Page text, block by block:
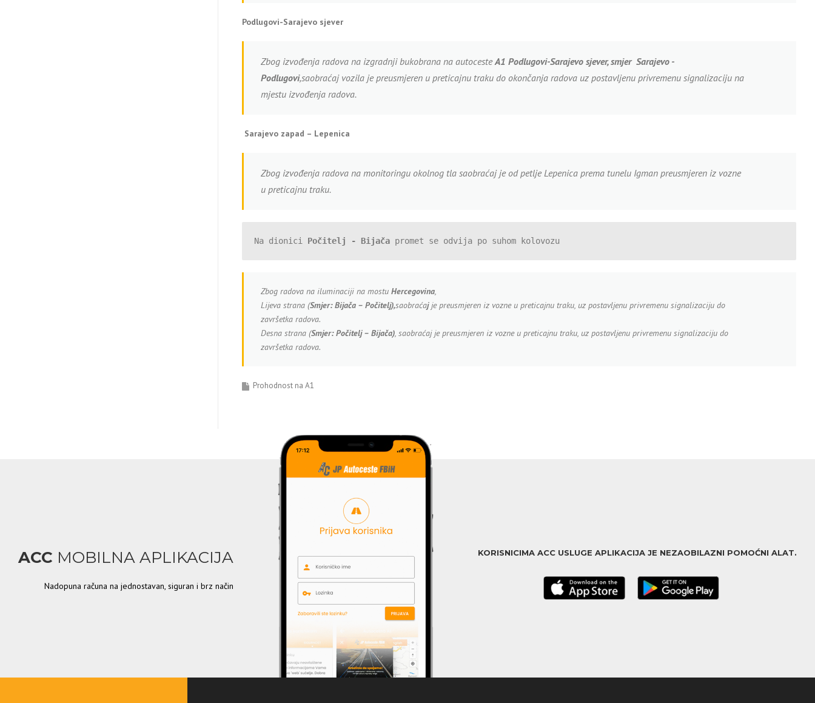
Podlugovi-Sarajevo sjever
Zbog izvođenja radova na izgradnji bukobrana na autocesteA1 Podlugovi-Sarajevo sjever, smjer Sarajevo -
Podlugovi,saobraćaj vozila je preusmjeren u preticajnu traku do okončanja radova uz postavljenu privremenu signalizaciju na
mjestu izvođenja radova.
Sarajevo zapad – Lepenica
Zbog izvođenja radova na monitoringu okolnog tla saobraćaj je od petlje Lepenica prema tunelu Igman preusmjeren iz vozne
u preticajnu traku.
Na dionici Počitelj - Bijača promet se odvija po suhom kolovozu
Zbog radova na iluminaciji na mostu Hercegovina,
Lijeva strana (Smjer: Bijača – Počitelj),saobraćajje preusmjeren iz vozne u preticajnu traku, uz postavljenu privremenu signalizaciju do
završetka radova.
Desna strana (Smjer: Počitelj – Bijača), saobraćaj je preusmjeren iz vozne u preticajnu traku, uz postavljenu privremenu signalizaciju do
završetka radova.
Prohodnost na A1
ACC MOBILNA APLIKACIJA
Nadopuna računa na jednostavan, siguran i brz način
KORISNICIMA ACC USLUGE APLIKACIJA JE NEZAOBILAZNI POMOĆNI ALAT.